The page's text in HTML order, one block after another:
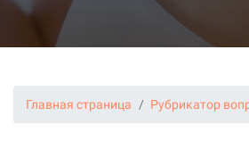
Главная страница Рубрикатор